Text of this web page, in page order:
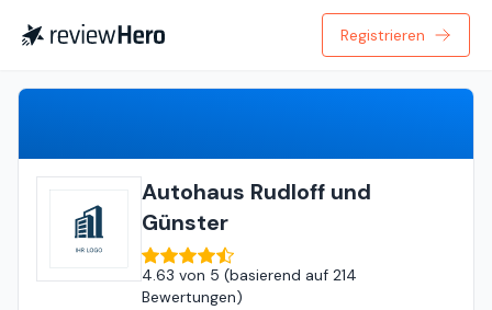
Registrieren
Autohaus Rudloff und
Günster
4.63 von 5 (basierend auf 214
Bewertungen)